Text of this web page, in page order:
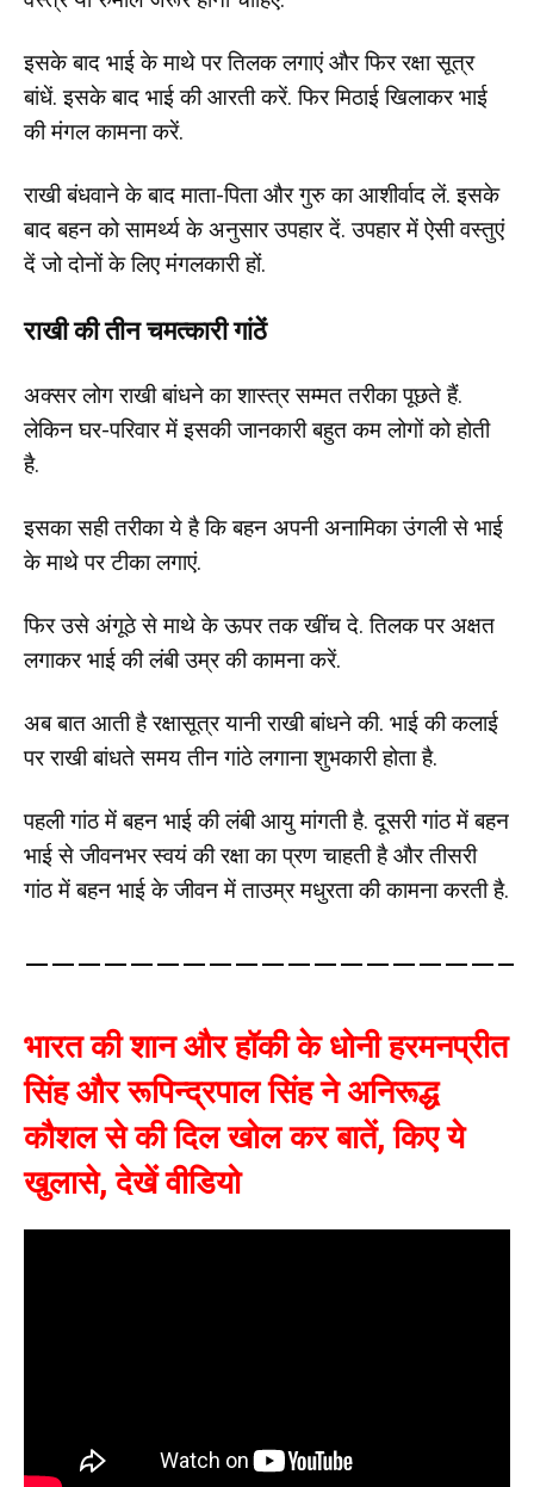
इसके बाद भाई के माथे पर तिलक लगाएं और फिर रक्षा सूत्र
बांधें. इसके बाद भाई की आरती करें. फिर मिठाई खिलाकर भाई
की मंगल कामना करें.
राखी बंधवाने के बाद माता-पिता और गुरु का आशीर्वाद लें. इसके
बाद बहन को सामर्थ्य के अनुसार उपहार दें. उपहार में ऐसी वस्तुएं
दें जो दोनों के लिए मंगलकारी हों.
राखी की तीन चमत्कारी गांठें
अक्सर लोग राखी बांधने का शास्त्र सम्मत तरीका पूछते हैं.
लेकिन घर-परिवार में इसकी जानकारी बहुत कम लोगों को होती
है.
इसका सही तरीका ये है कि बहन अपनी अनामिका उंगली से भाई
के माथे पर टीका लगाएं.
फिर उसे अंगूठे से माथे के ऊपर तक खींच दे. तिलक पर अक्षत
लगाकर भाई की लंबी उम्र की कामना करें.
अब बात आती है रक्षासूत्र यानी राखी बांधने की. भाई की कलाई
पर राखी बांधते समय तीन गांठे लगाना शुभकारी होता है.
पहली गांठ में बहन भाई की लंबी आयु मांगती है. दूसरी गांठ में बहन
भाई से जीवनभर स्वयं की रक्षा का प्रण चाहती है और तीसरी
गांठ में बहन भाई के जीवन में ताउम्र मधुरता की कामना करती है.
——————————————————–
भारत की शान और हॉकी के धोनीहरमनप्रीत
सिंह और रूपिन्द्रपाल सिंह ने अनिरूद्ध
कौशल से की दिल खोल कर बातें, किए ये
खुलासे, देखें वीडियो